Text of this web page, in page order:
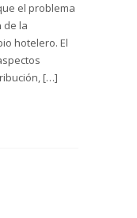
el problema
de la
hotelero. El
[…]